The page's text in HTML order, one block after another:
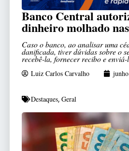
Banco Central
dinheiro molhado
Caso o banco, ao analisar uma
danificada, tiver dúvidas sobre o
recebê-la, fornecer recibo e
Luiz Carlos Carvalho
Destaques, Geral